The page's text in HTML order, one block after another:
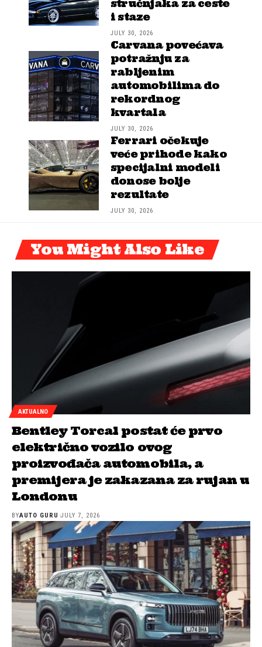
stručnjaka za ceste
i staze
JULY 30, 2026
Carvana povećava
potražnju za
rabljenim
automobilima do
rekordnog
kvartala
JULY 30, 2026
Ferrari očekuje
veće prihode kako
specijalni modeli
donose bolje
rezultate
JULY 30, 2026
You Might Also Like
AKTUALNO
Bentley Torcal postat će prvo
električno vozilo ovog
proizvođača automobila, a
premijera je zakazana za rujan u
Londonu
BYAUTO GURU JULY 7, 2026